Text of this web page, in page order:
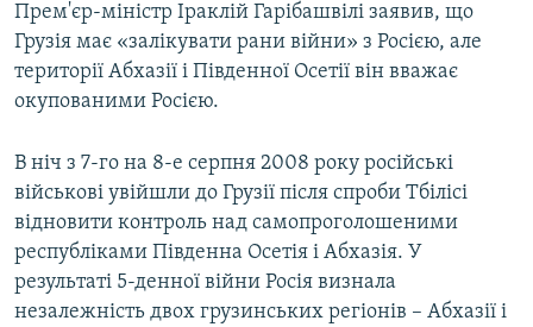
Прем'єр-міністр Іраклій Гарібашвілі заявив, що
Грузія має «залікувати рани війни» з Росією, але
території Абхазії і Південної Осетії він вважає
окупованими Росією.
В ніч з 7-го на 8-е серпня 2008 року російські
військові увійшли до Грузії після спроби Тбілісі
відновити контроль над самопроголошеними
республіками Південна Осетія і Абхазія. У
результаті 5-денної війни Росія визнала
незалежність двох грузинських регіонів – Абхазії і